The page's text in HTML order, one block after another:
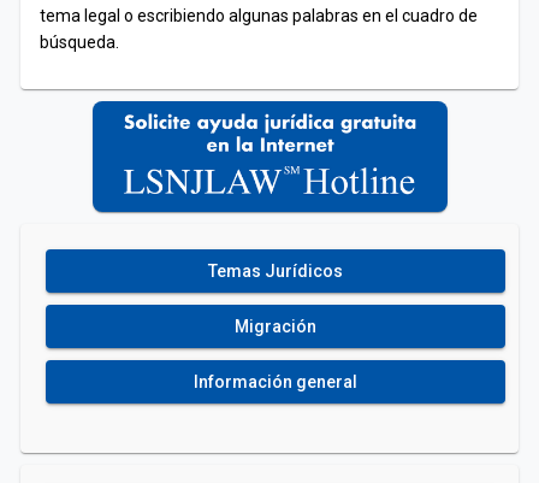
tema legal o escribiendo algunas palabras en el cuadro de
búsqueda.
Temas Jurídicos
Migración
Información general